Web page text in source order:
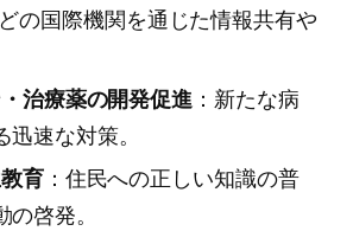
の国際機関を通じた情報共有や
治療薬の開発促進 ：新たな病
速な対策。
育：住民への正しい知識の普
啓発。